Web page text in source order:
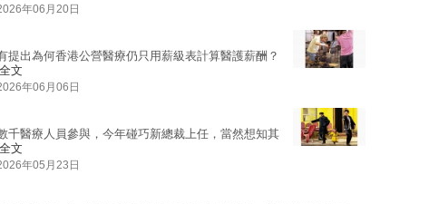
年06月20日
提出為何香港公營醫療仍只用薪級表計算醫護薪酬？
全文
年06月06日
千醫療人員參與，今年碰巧新總裁上任，當然想知其
全文
年05月23日